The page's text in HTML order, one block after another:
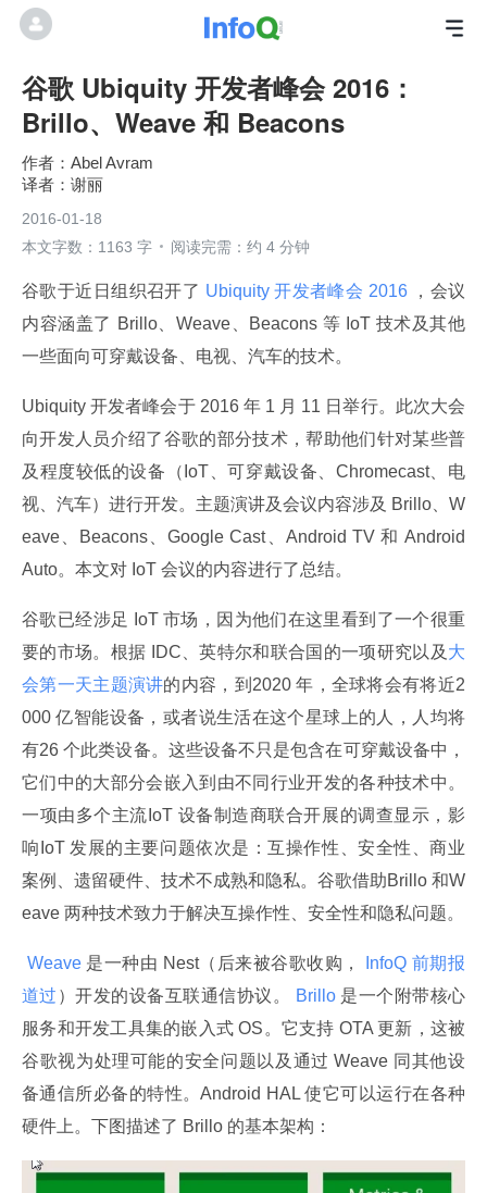
谷歌 Ubiquity 开发者峰会 2016：
Brillo、Weave 和 Beacons
Abel Avram
谢丽
2016-01-18
本文字数：1163 字
阅读完需：约 4 分钟
谷歌于近日组织召开了 Ubiquity 开发者峰会 2016
，会议
内容涵盖了 Brillo、Weave、Beacons 等 IoT 技术及其他
一些面向可穿戴设备、电视、汽车的技术。
Ubiquity 开发者峰会于 2016 年 1 月 11 日举行。此次大会
向开发人员介绍了谷歌的部分技术，帮助他们针对某些普
及程度较低的设备（IoT、可穿戴设备、Chromecast、电
视、汽车）进行开发。主题演讲及会议内容涉及 Brillo、W
eave、Beacons、Google Cast、Android TV 和 Android
Auto。本文对 IoT 会议的内容进行了总结。
谷歌已经涉足 IoT 市场，因为他们在这里看到了一个很重
要的市场。根据 IDC、英特尔和联合国的一项研究以及 大
会第一天主题演讲的内容，到2020 年，全球将会有将近2
000 亿智能设备，或者说生活在这个星球上的人，人均将
有26 个此类设备。这些设备不只是包含在可穿戴设备中，
它们中的大部分会嵌入到由不同行业开发的各种技术中。
一项由多个主流IoT 设备制造商联合开展的调查显示，影
响IoT 发展的主要问题依次是：互操作性、安全性、商业
案例、遗留硬件、技术不成熟和隐私。谷歌借助Brillo 和W
eave 两种技术致力于解决互操作性、安全性和隐私问题。
Weave 是一种由 Nest（后来被谷歌收购，
InfoQ 前期报
道过 ）开发的设备互联通信协议。 Brillo 是一个附带核心
服务和开发工具集的嵌入式 OS。它支持 OTA 更新，这被
谷歌视为处理可能的安全问题以及通过 Weave 同其他设
备通信所必备的特性。Android HAL 使它可以运行在各种
硬件上。下图描述了 Brillo 的基本架构：